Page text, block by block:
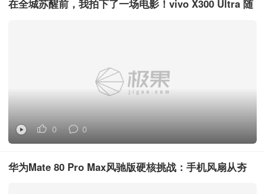
在全城苏醒前，我拍下了一场电影！vivo X300 Ultra 随
0 0
华为Mate 80 Pro Max风驰版硬核挑战：手机风扇从夯